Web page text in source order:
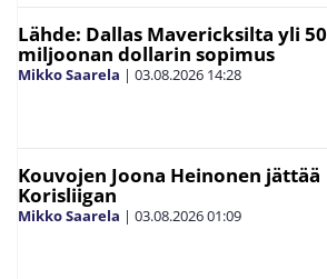
Lähde: Dallas Mavericksilta yli 50
miljoonan dollarin sopimus
Mikko Saarela | 03.08.2026 14:28
Kouvojen Joona Heinonen jättää
Korisliigan
Mikko Saarela | 03.08.202601:09